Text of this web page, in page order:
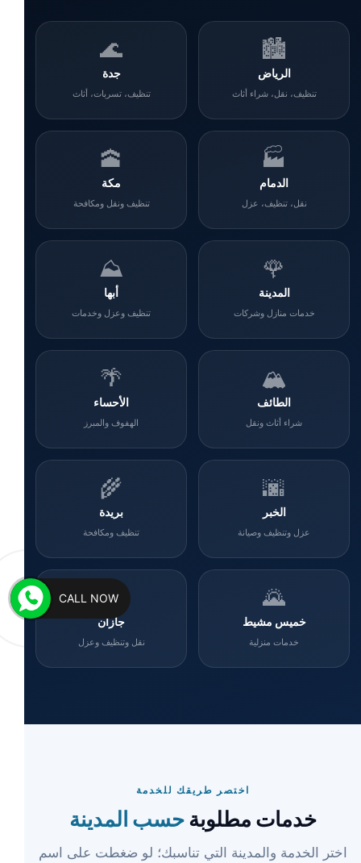
🏙️
الرياض
تنظيف، نقل، شراء أثاث
🌊
جدة
تنظيف، تسربات، أثاث
🏭
الدمام
نقل، تنظيف، عزل
🕋
مكة
تنظيف ونقل ومكافحة
🌹
المدينة
خدمات منازل وشركات
⛰️
أبها
تنظيف وعزل وخدمات
🏔️
الطائف
شراء أثاث ونقل
🌴
الأحساء
الهفوف والمبرز
🌆
الخبر
عزل وتنظيف وصيانة
🌾
بريدة
تنظيف ومكافحة
🌄
خميس مشيط
خدمات منزلية
🌊
جازان
نقل وتنظيف وعزل
اختصر طريقك للخدمة
خدمات مطلوبةحسب المدينة
اختر الخدمة والمدينة التي تناسبك؛ لو ضغطت على اسم
CALL NOW